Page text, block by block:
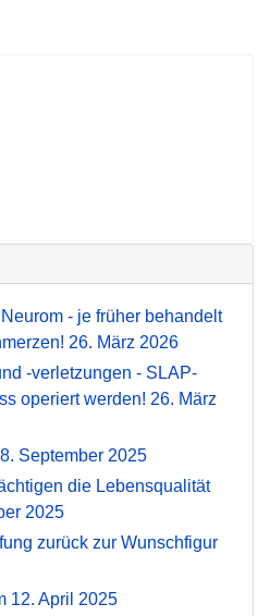
Laufanfänger richtig auf Trab
Die Schmerzen auf Distanz halten
- je früher behandelt
26. März 2026
-verletzungen - SLAP-
operiert werden! 26. März
September 2025
die Lebensqualität
2025
zurück zur Wunschfigur
12. April 2025